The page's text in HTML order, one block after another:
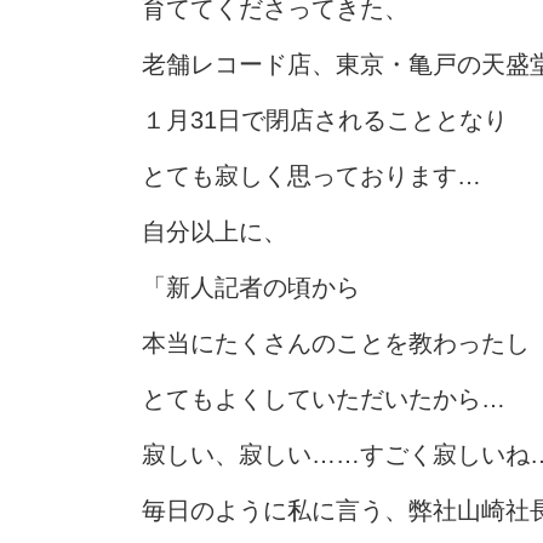
育ててくださってきた、
老舗レコード店、東京・亀戸の天盛
１月31日で閉店されることとなり
とても寂しく思っております…
自分以上に、
「新人記者の頃から
本当にたくさんのことを教わったし
とてもよくしていただいたから…
寂しい、寂しい……すごく寂しいね
毎日のように私に言う、弊社山崎社